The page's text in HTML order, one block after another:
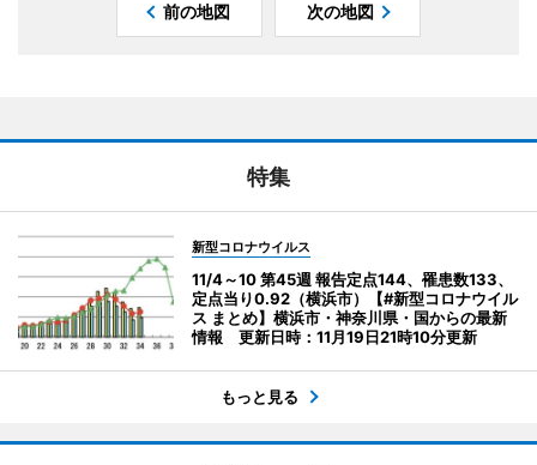
前の地図 次の地図
特集
新型コロナウイルス
11/4～10 第45週 報告定点144、罹患数133、
定点当り0.92（横浜市）【#新型コロナウイル
ス まとめ】横浜市・神奈川県・国からの最新
情報 更新日時：11月19日21時10分更新
もっと見る